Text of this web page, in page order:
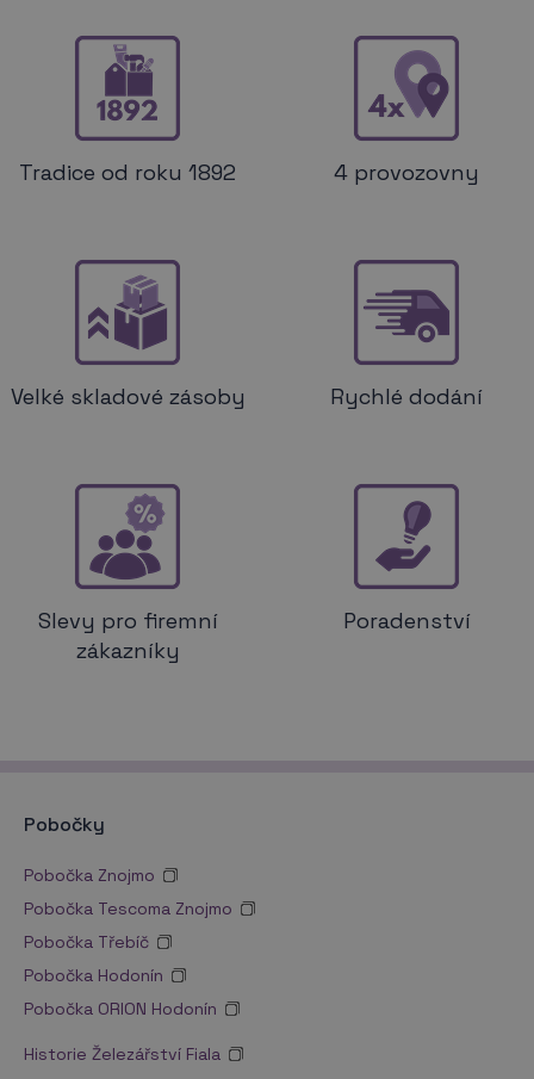
Tradice od roku 1892 4 provozovny
Velké skladové zásoby Rychlé dodání
Slevy pro firemní
zákazníky
Poradenství
Pobočky
Pobočka Znojmo
Pobočka Tescoma Znojmo
Pobočka Třebíč
Pobočka Hodonín
Pobočka ORION Hodonín
Historie Železářství Fiala